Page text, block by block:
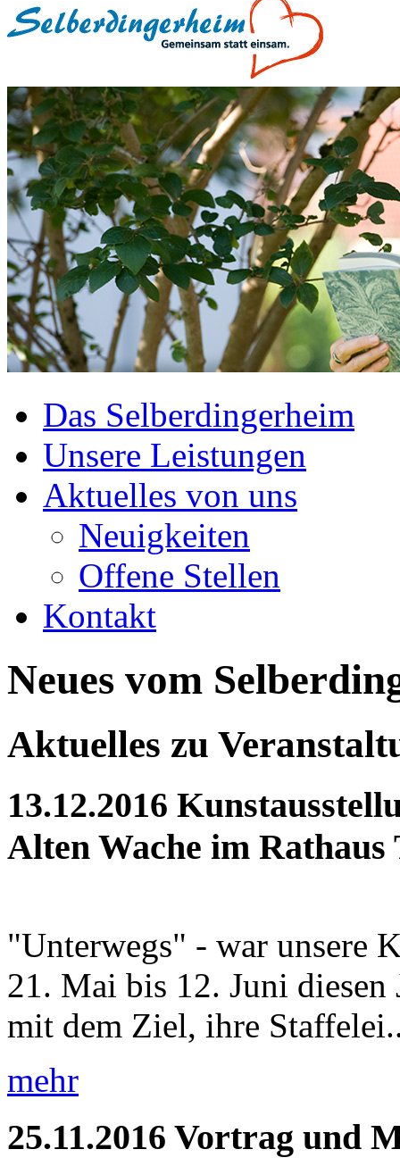
Das Selberdingerheim
Unsere Leistungen
Aktuelles von uns
Neuigkeiten
Offene Stellen
Kontakt
Neues vom
Aktuelles zu
13.12.2016
Alten Wache im Rathaus
"Unterwegs" - war unsere
21. Mai bis 12. Juni
mit dem Ziel, ihre
mehr
25.11.2016 Vortrag und